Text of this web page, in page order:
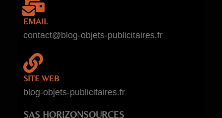
EMAIL
contact@blog-objets-publicitaires.fr
SITE WEB
blog-objets-publicitaires.fr
SAS HORIZONSOURCES